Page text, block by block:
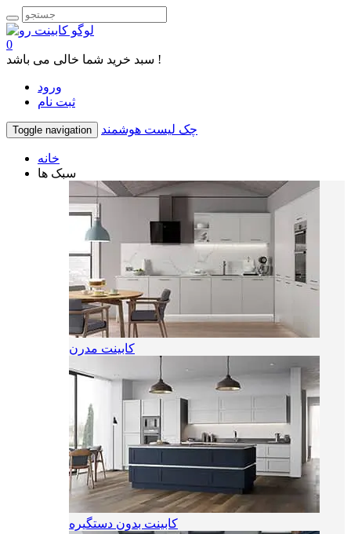
0
سبد خرید شما خالی می باشد !
ورود
ثبت نام
Toggle navigation چک لیست هوشمند
خانه
سبک ها
کابینت مدرن
کابینت بدون دستگیره